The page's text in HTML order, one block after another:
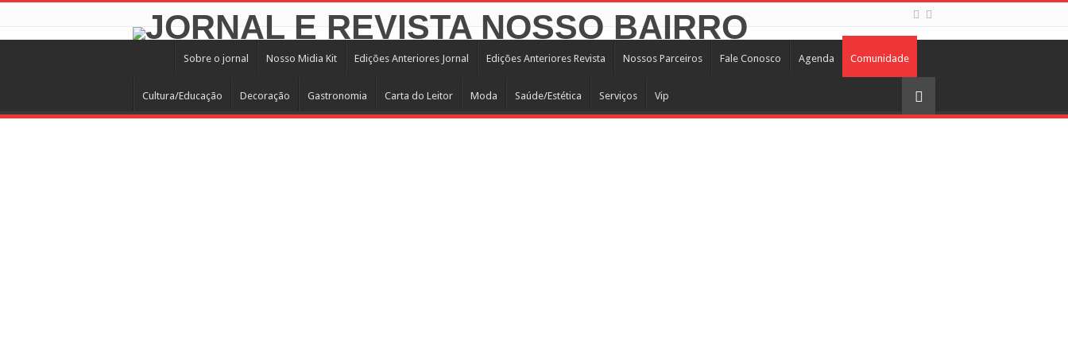
Sobre o jornal Nosso Midia Kit Edições Anteriores Jornal Edições Anteriores Revista Nossos Parceiros Fale Conosco Agenda Comunidade
Cultura/Educação Decoração Gastronomia Carta do Leitor Moda Saúde/Estética Serviços Vip